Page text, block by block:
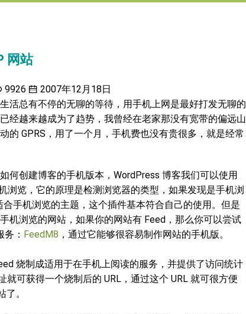
网站
9926
2007年12月18日
活总有不停的无聊的等待，用手机上网是最好打发无聊的
经越来越成为了趋势，我曾经在老家那没有宽带的偏远山
的 GPRS，用了一个月，手机费也没有贵很多，就是经常
何创建博客的手机版本，WordPress 博客我们可以使用
浏览，它的原理是检测浏览器的类型，如果发现是手机浏
手机浏览的主题，这个插件基本符合自己的使用。但是
机浏览的网站，如果你的网站有 Feed，那么你可以尝试
： FeedM8 ，通过它能够很容易制作网站的手机版。
烧制成适用于在手机上阅读的服务，并提供了访问统计
就可获得一个烧制后的 URL，通过这个 URL 就可很方便
。